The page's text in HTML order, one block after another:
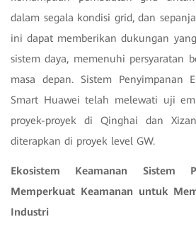
dalam segala kondisi grid, dan
ini dapat memberikan dukungan
sistem daya, memenuhi persyaratan
masa depan. Sistem Penyimpanan
Smart Huawei telah melewati uji
proyek-proyek di Qinghai dan
diterapkan di proyek level GW.
Ekosistem Keamanan Sistem
Memperkuat Keamanan untuk
Industri